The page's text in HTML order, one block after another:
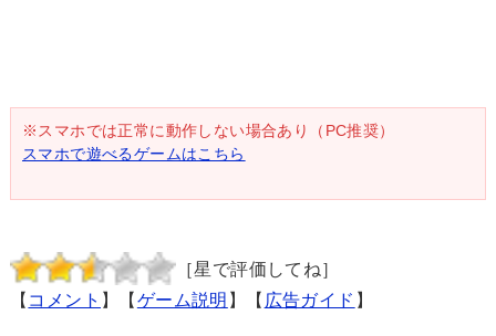
※スマホでは正常に動作しない場合あり（PC推奨）
スマホで遊べるゲームはこちら
［星で評価してね］
【 コメント 】【 ゲーム説明 】【 広告ガイド 】